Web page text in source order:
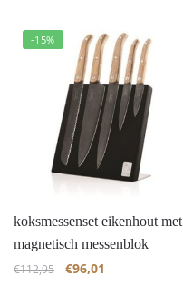
-15%
koksmessenset eikenhout met
magnetisch messenblok
€112,95 €96,01